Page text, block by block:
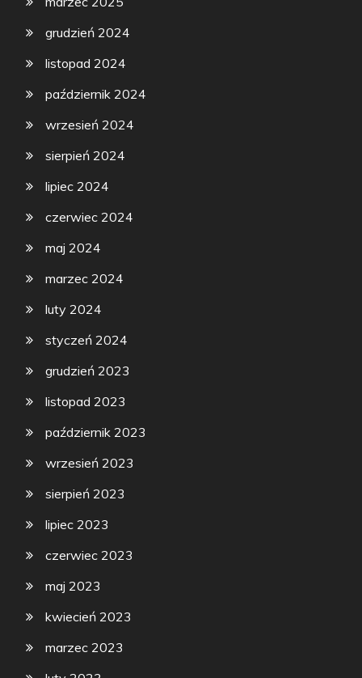
grudzień 2024
listopad 2024
październik 2024
wrzesień 2024
sierpień 2024
lipiec 2024
czerwiec 2024
maj 2024
marzec 2024
luty 2024
styczeń 2024
grudzień 2023
listopad 2023
październik 2023
wrzesień 2023
sierpień 2023
lipiec 2023
czerwiec 2023
maj 2023
kwiecień 2023
marzec 2023